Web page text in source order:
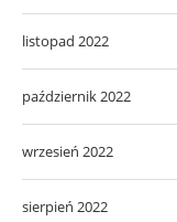
listopad 2022
październik 2022
wrzesień 2022
sierpień 2022